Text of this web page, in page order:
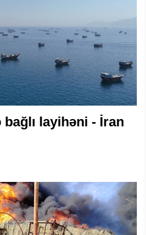
layihəni - İran